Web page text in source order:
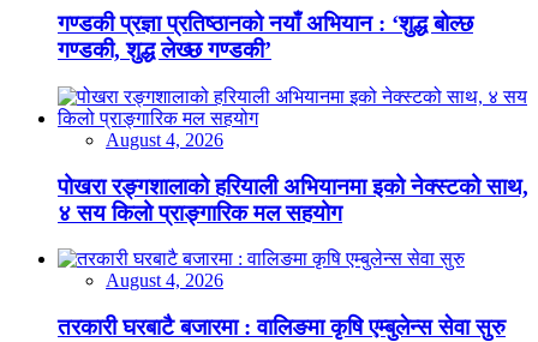
गण्डकी प्रज्ञा प्रतिष्ठानको नयाँ अभियान : ‘शुद्ध बोल्छ
गण्डकी, शुद्ध लेख्छ गण्डकी’
August 4, 2026
पोखरा रङ्गशालाको हरियाली अभियानमा इको नेक्स्टको साथ,
४ सय किलो प्राङ्गारिक मल सहयोग
August 4, 2026
तरकारी घरबाटै बजारमा : वालिङमा कृषि एम्बुलेन्स सेवा सुरु